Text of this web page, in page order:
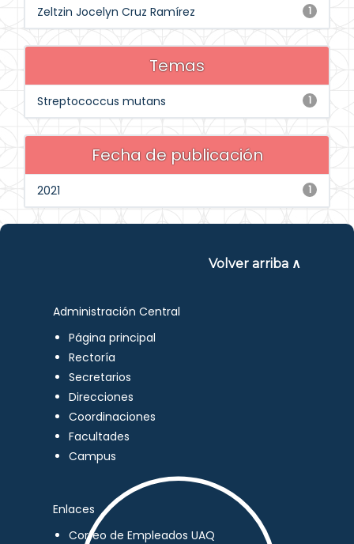
1
Zeltzin Jocelyn Cruz Ramírez
Temas
1
Streptococcus mutans
Fecha de publicación
1
2021
Volver arriba ∧
Administración Central
Página principal
Rectoría
Secretarios
Direcciones
Coordinaciones
Facultades
Campus
Enlaces
Correo de Empleados UAQ